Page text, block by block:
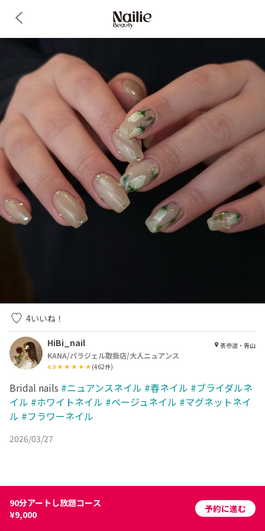
4いいね！
HiBi_nail
KANA/パラジェル取扱店/大人ニュアンス
4.9 (462件)
表参道・青山
Bridal nails #ニュアンスネイル #春ネイル #ブライダルネ
イル #ホワイトネイル #ベージュネイル #マグネットネイ
ル #フラワーネイル
2026/03/27
90分アートし放題コース
¥9,000
予約に進む